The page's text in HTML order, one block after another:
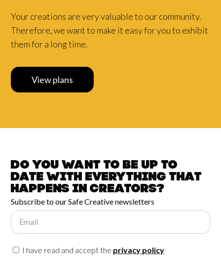
Your creations are very valuable to our community.
Therefore, we want to make it easy for you to exhibit
them for a long time.
View plans
Do you want to be up to
date witheverything that
happens inCreators?
Subscribe to our Safe Creative newsletters
Email
I have read and accept the privacy policy